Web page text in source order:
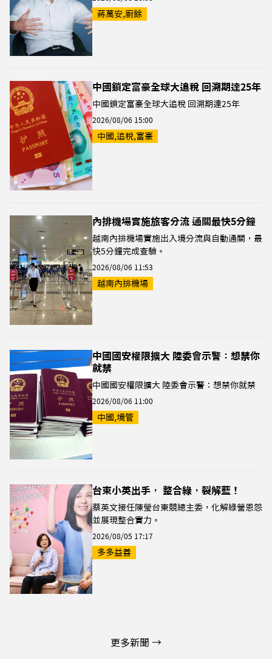
蔣萬安,廚餘
中國鎖定富豪全球大追稅 回溯期達25年
中國鎖定富豪全球大追稅 回溯期達25年
2026/08/06 15:00
中國,追稅,富豪
內排機場實施旅客分流 通關最快5分鐘
越南內排機場實施出入境分流與自動通關，最
快5分鐘完成查驗。
2026/08/06 11:53
越南內排機場
中國國安權限擴大 陸委會示警：想禁你
就禁
中國國安權限擴大 陸委會示警：想禁你就禁
2026/08/06 11:00
中國,境管
台東小英出手， 整合綠，裂解藍！
蔡英文接任陳瑩台東競總主委，化解綠營恩怨
並展現整合實力。
2026/08/05 17:17
多多益善
更多新聞 →